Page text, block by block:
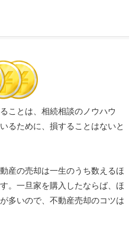
ことは、相続相談のノウハウ
るために、損することはないと
産の売却は一生のうち数えるほ
。一旦家を購入したならば、ほ
多いので、不動産売却のコツは